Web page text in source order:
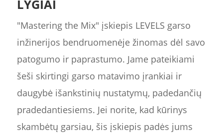
LYGIAI
"Mastering the Mix" įskiepis LEVELS garso
inžinerijos bendruomenėje žinomas dėl savo
patogumo ir paprastumo. Jame pateikiami
šeši skirtingi garso matavimo įrankiai ir
daugybė išankstinių nustatymų, padedančių
pradedantiesiems. Jei norite, kad kūrinys
skambėtų garsiau, šis įskiepis padės jums